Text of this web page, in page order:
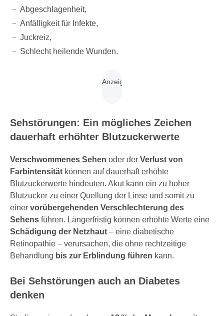
Abgeschlagenheit,
Anfälligkeit für Infekte,
Juckreiz,
Schlecht heilende Wunden.
Sehstörungen: Ein mögliches Zeichen
dauerhaft erhöhter Blutzuckerwerte
Verschwommenes Sehen oder der Verlust von
Farbintensität können auf dauerhaft erhöhte
Blutzuckerwerte hindeuten. Akut kann ein zu hoher
Blutzucker zu einer Quellung der Linse und somit zu
einer vorübergehenden Verschlechterung des
Sehens führen. Längerfristig können erhöhte Werte eine
Schädigung der Netzhaut – eine diabetische
Retinopathie – verursachen, die ohne rechtzeitige
Behandlung bis zur Erblindung führen kann.
Bei Sehstörungen auch an Diabetes
denken